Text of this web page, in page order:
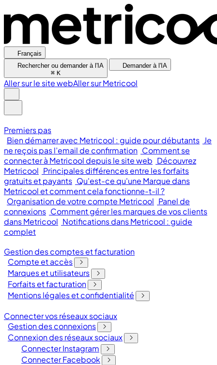
Français
Rechercher ou demander à l'IA
⌘ K
Demander à l'IA
Aller sur le site webAller sur Metricool
Premiers pas
Bien démarrer avec Metricool : guide pour débutants Je
ne reçois pas l’email de confirmation Comment se
connecter à Metricool depuis le site web Découvrez
Metricool Principales différences entre les forfaits
gratuits et payants Qu'est-ce qu'une Marque dans
Metricool et comment cela fonctionne-t-il ?
Organisation de votre compte Metricool Panel de
connexions Comment gérer les marques de vos clients
dans Metricool Notifications dans Metricool : guide
complet
Gestion des comptes et facturation
Compte et accès
Marques et utilisateurs
Forfaits et facturation
Mentions légales et confidentialité
Connecter vos réseaux sociaux
Gestion des connexions
Connexion des réseaux sociaux
Connecter Instagram
Connecter Facebook